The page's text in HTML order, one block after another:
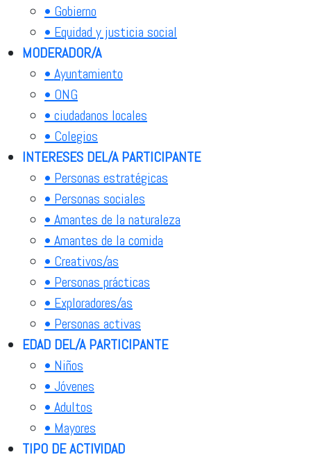
• Gobierno
• Equidad y justicia social
MODERADOR/A
• Ayuntamiento
• ONG
• ciudadanos locales
• Colegios
INTERESES DEL/A PARTICIPANTE
• Personas estratégicas
• Personas sociales
• Amantes de la naturaleza
• Amantes de la comida
• Creativos/as
• Personas prácticas
• Exploradores/as
• Personas activas
EDAD DEL/A PARTICIPANTE
• Niños
• Jóvenes
• Adultos
• Mayores
TIPO DE ACTIVIDAD